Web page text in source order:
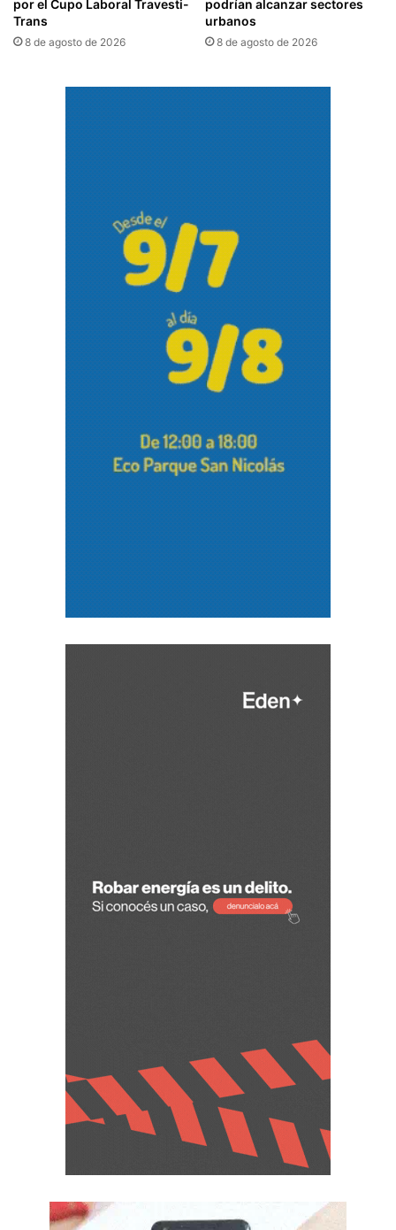
por el Cupo Laboral Travesti-
Trans
8 de agosto de 2026
podrían alcanzar sectores
urbanos
8 de agosto de 2026